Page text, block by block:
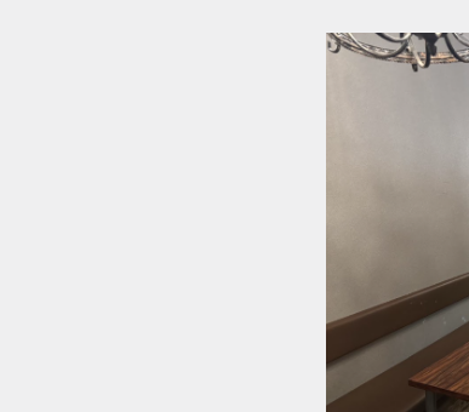
東急田園都市線
湘南新宿ライン（前橋